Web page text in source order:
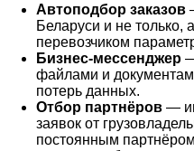
Автоподбор заказов
Беларуси и не только,
перевозчиком
Бизнес-мессенджер
файлами и
потерь данных.
Отбор партнёров —
заявок от
постоянным